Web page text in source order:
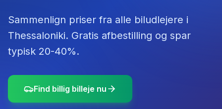
Sammenlign priser fra alle biludlejere i
Thessaloniki. Gratis afbestilling og spar
typisk 20-40%.
Find billig billeje nu